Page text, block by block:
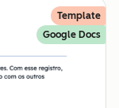
Template
Google Docs